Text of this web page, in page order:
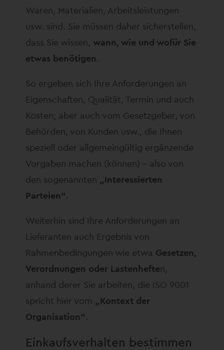
Waren, Materialien, Arbeitsleistungen
usw. sind. Sie müssen daher sicherstellen,
dass Sie wissen, wann, wie und wofür Sie
etwas benötigen.
So ergeben sich Ihre Anforderungen an
Eigenschaften, Qualität, Termin und auch
Kosten; aber auch vom Gesetzgeber, von
Behörden, von Kunden usw., die Ihnen
speziell oder allgemeingültig ergänzende
Vorgaben machen (können) – also von
den sogenannten „Interessierten
Parteien“.
Weiterhin sind Ihre Anforderungen an
Lieferanten auch Ergebnis von
Rahmenbedingungen wie etwa Gesetzen,
Verordnungen oder Lastenheften,
anhand derer Sie arbeiten, die ISO 9001
spricht hier vom „Kontext der
Organisation“.
Einkaufsverhalten bestimmen